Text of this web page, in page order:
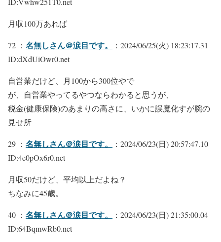
月収100万あれば
72 ： 名無しさん＠涙目です。
：2024/06/25(火) 18:23:17.31
ID:dXdUiOwr0.net
自営業だけど、月100から300位やで
が、自営業やってるやつならわかると思うが、
税金(健康保険)のあまりの高さに、いかに誤魔化すが腕の
見せ所
29 ： 名無しさん＠涙目です。
：2024/06/23(日) 20:57:47.10
ID:4e0pOx6r0.net
月収50だけど、平均以上だよね？
ちなみに45歳。
40 ： 名無しさん＠涙目です。
：2024/06/23(日) 21:35:00.04
ID:64BqmwRb0.net